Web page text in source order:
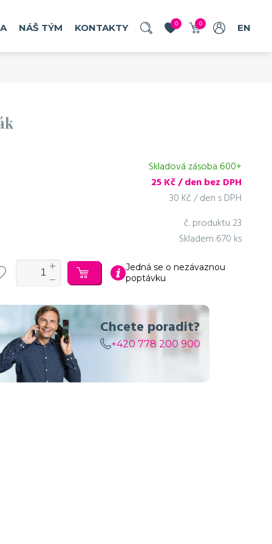
NÁŠ TÝM KONTAKTY 0 0 EN
Skladová zásoba 600+
25Kč / den bez DPH
30 Kč / den s DPH
č. produktu 23
Skladem 670 ks
Jedná se o nezávaznou
poptávku
Chcete poradit?
+420 778 200 900